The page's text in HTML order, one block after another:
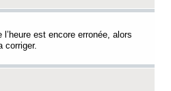
est encore erronée, alors
corriger.